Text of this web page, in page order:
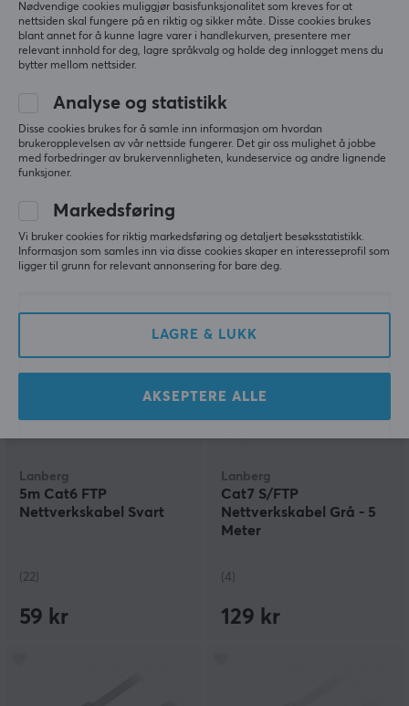
Lanberg
2 Meter Cat6A S/FTP
LSZH CU
(2)
59 kr
Lanberg
CAT.6A S/FTP LSZH CU -
(2)
79 kr
Lanberg
5m Cat6 FTP
Nettverkskabel Svart
(22)
59 kr
Lanberg
Cat7 S/FTP
Nettverkskabel Grå - 5
Meter
(4)
129 kr
Nødvendige cookies muliggjør basisfunksjonalitet som kreves for at
nettsiden skal fungere på en riktig og sikker måte. Disse cookies brukes
blant annet for å kunne lagre varer i handlekurven, presentere mer
relevant innhold for deg, lagre språkvalg og holde deg innlogget mens du
bytter mellom nettsider.
Analyse og statistikk
Disse cookies brukes for å samle inn informasjon om hvordan
brukeropplevelsen av vår nettside fungerer. Det gir oss mulighet å jobbe
med forbedringer av brukervennligheten, kundeservice og andre lignende
funksjoner.
Markedsføring
Vi bruker cookies for riktig markedsføring og detaljert besøksstatistikk.
Informasjon som samles inn via disse cookies skaper en interesseprofil som
ligger til grunn for relevant annonsering for bare deg.
LAGRE & LUKK
AKSEPTERE ALLE